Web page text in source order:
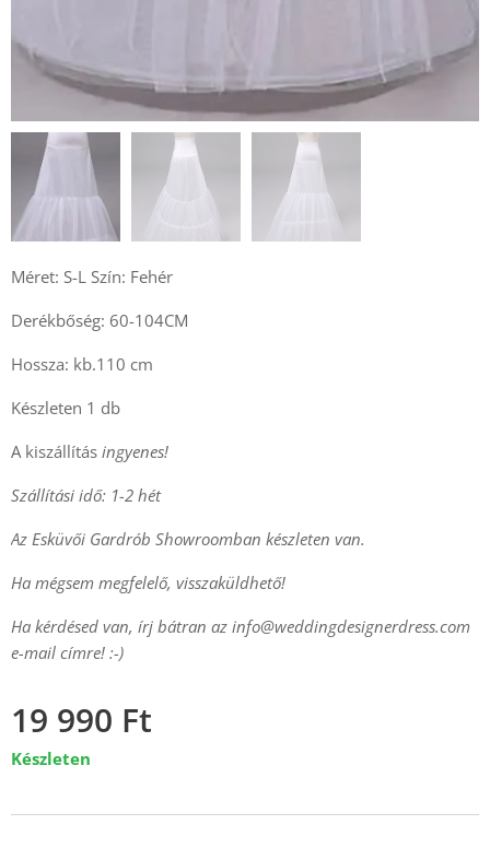
Méret: S-L Szín: Fehér
Derékbőség: 60-104CM
Hossza: kb.110 cm
Készleten 1 db
A kiszállítás ingyenes!
Szállítási idő: 1-2 hét
Az Esküvői Gardrób Showroomban készleten van.
Ha mégsem megfelelő, visszaküldhető!
Ha kérdésed van, írj bátran az info@weddingdesignerdress.com
e-mail címre! :-)
19 990 Ft
Készleten